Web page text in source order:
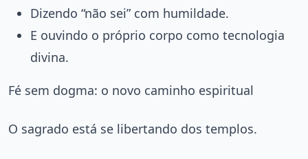
Dizendo “não sei” com humildade.
E ouvindo o próprio corpo como tecnologia
divina.
Fé sem dogma: o novo caminho espiritual
O sagrado está se libertando dos templos.